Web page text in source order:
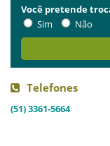
Você pretende
Sim
Não
Telefones
(51) 3361-5664